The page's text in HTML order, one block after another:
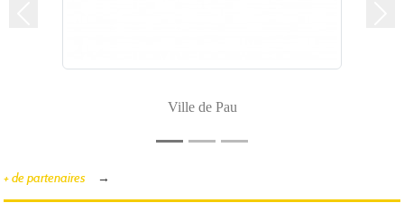
Ville de Pau
+ de partenaires